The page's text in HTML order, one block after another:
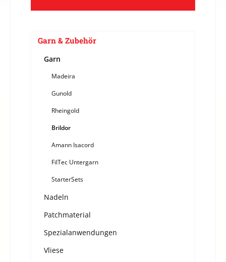
Garn & Zubehör
Garn
Madeira
Gunold
Rheingold
Brildor
Amann Isacord
FilTec Untergarn
StarterSets
Nadeln
Patchmaterial
Spezialanwendungen
Vliese